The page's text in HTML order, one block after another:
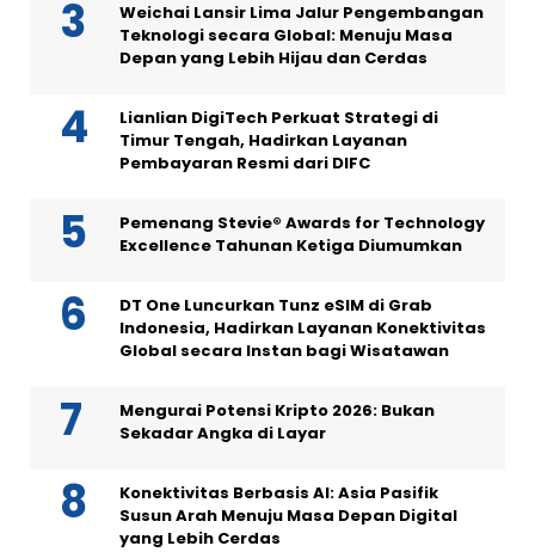
Weichai Lansir Lima Jalur Pengembangan
Teknologi secara Global: Menuju Masa
Depan yang Lebih Hijau dan Cerdas
Lianlian DigiTech Perkuat Strategi di
Timur Tengah, Hadirkan Layanan
Pembayaran Resmi dari DIFC
Pemenang Stevie® Awards for Technology
Excellence Tahunan Ketiga Diumumkan
DT One Luncurkan Tunz eSIM di Grab
Indonesia, Hadirkan Layanan Konektivitas
Global secara Instan bagi Wisatawan
Mengurai Potensi Kripto 2026: Bukan
Sekadar Angka di Layar
Konektivitas Berbasis AI: Asia Pasifik
Susun Arah Menuju Masa Depan Digital
yang Lebih Cerdas